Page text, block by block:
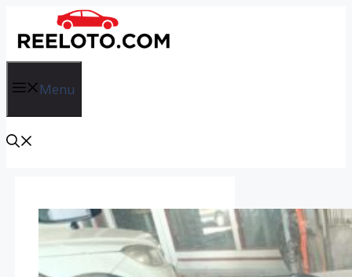
atla
Menu